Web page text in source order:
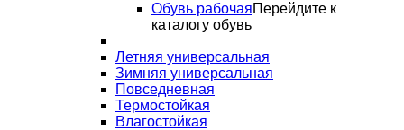
Обувь рабочаяПерейдите к
каталогу обувь
Летняя универсальная
Зимняя универсальная
Повседневная
Термостойкая
Влагостойкая